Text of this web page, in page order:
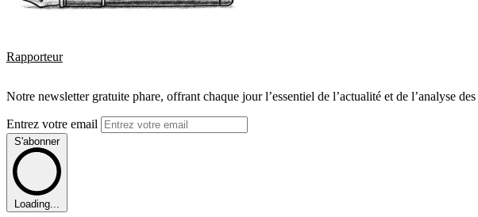
Rapporteur
Notre newsletter gratuite phare, offrant chaque jour l’essentiel de l’actualité et de l’analyse
Entrez votre email
S'abonner
Loading...